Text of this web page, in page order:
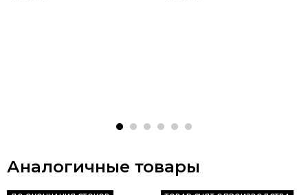
Аналогичные товары